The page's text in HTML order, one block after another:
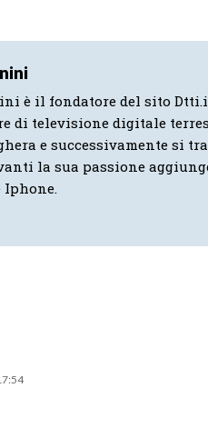
è il fondatore del sito
di televisione digitale
e successivamente si
la sua passione
Iphone.